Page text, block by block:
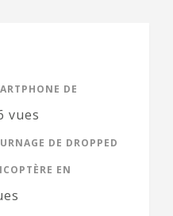
DE
vues
DE DROPPED
EN